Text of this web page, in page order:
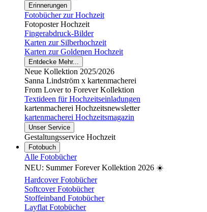
Erinnerungen
Fotobücher zur Hochzeit
Fotoposter Hochzeit
Fingerabdruck-Bilder
Karten zur Silberhochzeit
Karten zur Goldenen Hochzeit
Entdecke Mehr...
Neue Kollektion 2025/2026
Sanna Lindström x kartenmacherei
From Lover to Forever Kollektion
Textideen für Hochzeitseinladungen
kartenmacherei Hochzeitsnewsletter
kartenmacherei Hochzeitsmagazin
Unser Service
Gestaltungsservice Hochzeit
Fotobuch
Alle Fotobücher
NEU: Summer Forever Kollektion 2026 ☀️
Hardcover Fotobücher
Softcover Fotobücher
Stoffeinband Fotobücher
Layflat Fotobücher